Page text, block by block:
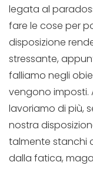
legata al
fare le cose per
disposizione
stressante,
falliamo negli
vengono imposti.
lavoriamo di più,
nostra
talmente stanchi
dalla fatica,